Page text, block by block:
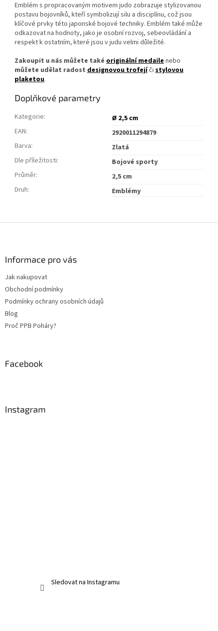
Emblém s propracovaným motivem judo zobrazuje stylizovanou
postavu bojovníků, kteří symbolizují silu a disciplínu, což jsou
klíčové prvky této japonské bojové techniky. Emblém také může
odkazovat na hodnoty, jako je osobní rozvoj, sebeovládání a
respekt k ostatním, které jsou v judu velmi důležité.
Zakoupit u nás můžete také originální medailenebo
můžete udělat radost designovou trofejíči stylovou
plaketou.
Doplňkové parametry
Kategorie:
Ø 2,5 cm
EAN:
2920011294879
Barva:
Zlatá
Dle příležitosti:
Bojové sporty
Průměr:
2,5 cm
Druh: Emblémy
Informace pro vás
Jak nakupovat
Obchodní podmínky
Podmínky ochrany osobních údajů
Blog
Proč PPB Poháry?
Facebook
Instagram
Sledovat na Instagramu